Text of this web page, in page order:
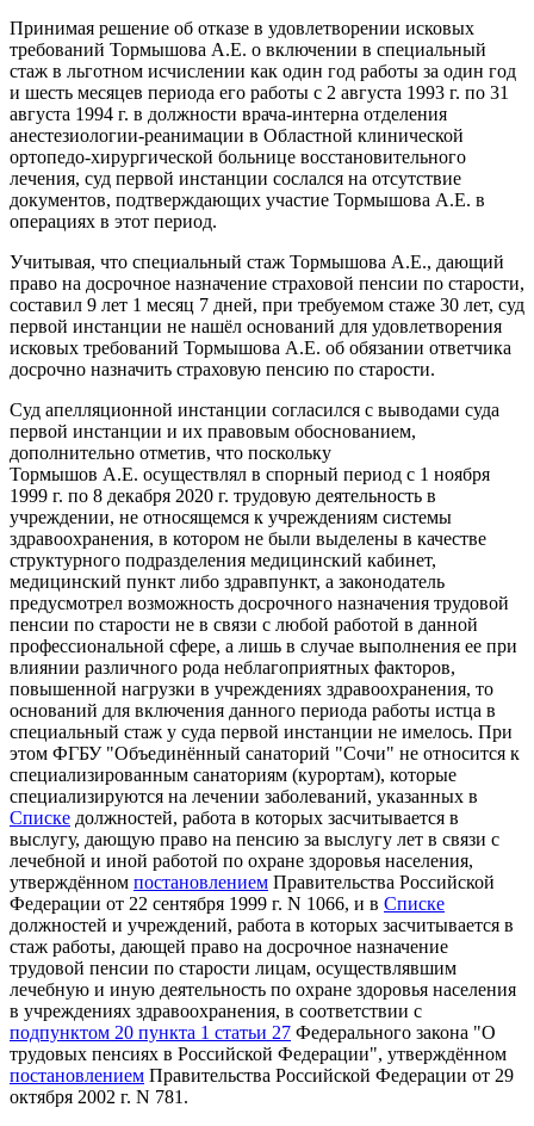
Принимая решение об отказе в удовлетворении исковых
требований Тормышова А.Е. о включении в специальный
стаж в льготном исчислении как один год работы за один год
и шесть месяцев периода его работы с 2 августа 1993 г. по 31
августа 1994 г. в должности врача-интерна отделения
анестезиологии-реанимации в Областной клинической
ортопедо-хирургической больнице восстановительного
лечения, суд первой инстанции сослался на отсутствие
документов, подтверждающих участие Тормышова А.Е. в
операциях в этот период.
Учитывая, что специальный стаж Тормышова А.Е., дающий
право на досрочное назначение страховой пенсии по старости,
составил 9 лет 1 месяц 7 дней, при требуемом стаже 30 лет, суд
первой инстанции не нашёл оснований для удовлетворения
исковых требований Тормышова А.Е. об обязании ответчика
досрочно назначить страховую пенсию по старости.
Суд апелляционной инстанции согласился с выводами суда
первой инстанции и их правовым обоснованием,
дополнительно отметив, что поскольку
Тормышов А.Е. осуществлял в спорный период с 1 ноября
1999 г. по 8 декабря 2020 г. трудовую деятельность в
учреждении, не относящемся к учреждениям системы
здравоохранения, в котором не были выделены в качестве
структурного подразделения медицинский кабинет,
медицинский пункт либо здравпункт, а законодатель
предусмотрел возможность досрочного назначения трудовой
пенсии по старости не в связи с любой работой в данной
профессиональной сфере, а лишь в случае выполнения ее при
влиянии различного рода неблагоприятных факторов,
повышенной нагрузки в учреждениях здравоохранения, то
оснований для включения данного периода работы истца в
специальный стаж у суда первой инстанции не имелось. При
этом ФГБУ "Объединённый санаторий "Сочи" не относится к
специализированным санаториям (курортам), которые
специализируются на лечении заболеваний, указанных в
Списке должностей, работа в которых засчитывается в
выслугу, дающую право на пенсию за выслугу лет в связи с
лечебной и иной работой по охране здоровья населения,
утверждённом постановлением Правительства Российской
Федерации от 22 сентября 1999 г. N 1066, и в Списке
должностей и учреждений, работа в которых засчитывается в
стаж работы, дающей право на досрочное назначение
трудовой пенсии по старости лицам, осуществлявшим
лечебную и иную деятельность по охране здоровья населения
в учреждениях здравоохранения, в соответствии с
подпунктом 20 пункта 1 статьи 27 Федерального закона "О
трудовых пенсиях в Российской Федерации", утверждённом
постановлением Правительства Российской Федерации от 29
октября 2002 г. N 781.